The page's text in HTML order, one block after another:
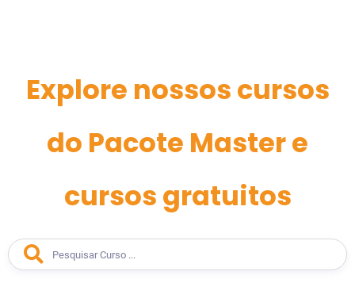
Explore nossos cursos
do Pacote Master e
cursos gratuitos